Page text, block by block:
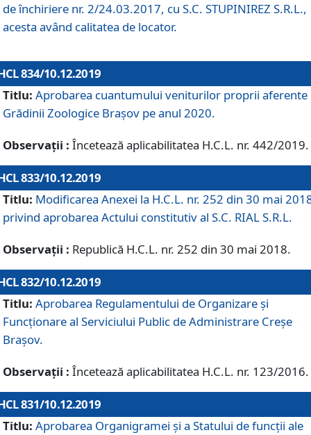
de închiriere nr. 2/24.03.2017, cu S.C. STUPINIREZ S.R.L.,
acesta având calitatea de locator.
834/10.12.2019
Titlu: Aprobarea cuantumului veniturilor proprii aferente
Grădinii Zoologice Braşov pe anul 2020.
Observații : Încetează aplicabilitatea H.C.L. nr. 442/2019.
833/10.12.2019
Titlu: Modificarea Anexei la H.C.L. nr. 252 din 30 mai
privind aprobarea Actului constitutiv al S.C. RIAL S.R.L.
Observații : Republică H.C.L. nr. 252 din 30 mai 2018.
832/10.12.2019
Titlu: Aprobarea Regulamentului de Organizare și
Funcționare al Serviciului Public de Administrare Creșe
Brașov.
Observații : Încetează aplicabilitatea H.C.L. nr. 123/2016.
831/10.12.2019
Titlu: Aprobarea Organigramei și a Statului de funcții ale